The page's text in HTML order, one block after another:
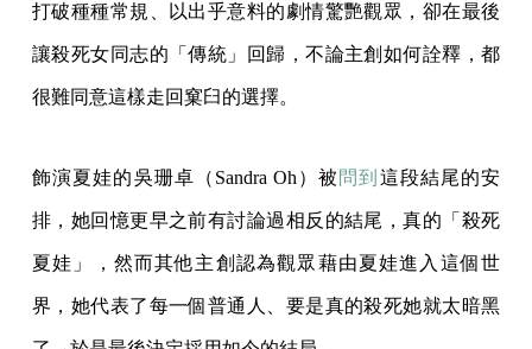
打破種種常規、以出乎意料的劇情驚艷觀眾，卻在最後
讓殺死女同志的「傳統」回歸，不論主創如何詮釋，都
很難同意這樣走回窠臼的選擇。
飾演夏娃的吳珊卓（Sandra Oh）被 問到 這段結尾的安
排，她回憶更早之前有討論過相反的結尾，真的「殺死
夏娃」，然而其他主創認為觀眾藉由夏娃進入這個世
界，她代表了每一個普通人、要是真的殺死她就太暗黑